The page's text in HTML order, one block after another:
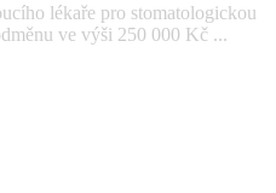
lékaře pro stomatologickou
ve výši 250 000 Kč ...